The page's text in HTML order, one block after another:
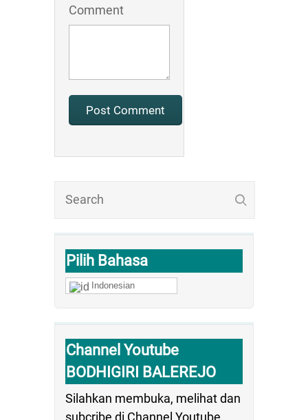
Pilih Bahasa
Indonesian
Channel Youtube
BODHIGIRI BALEREJO
Silahkan membuka, melihat dan
subcribe di Channel Youtube
Comment